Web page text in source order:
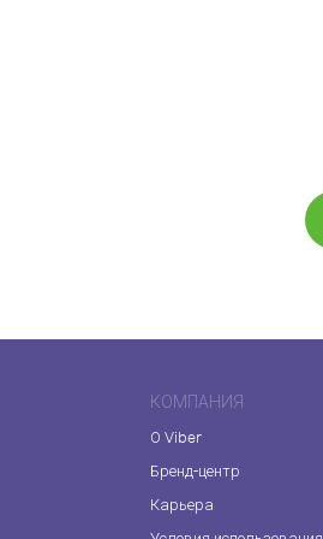
КОМПАНИЯ
О Viber
Бренд-центр
Карьера